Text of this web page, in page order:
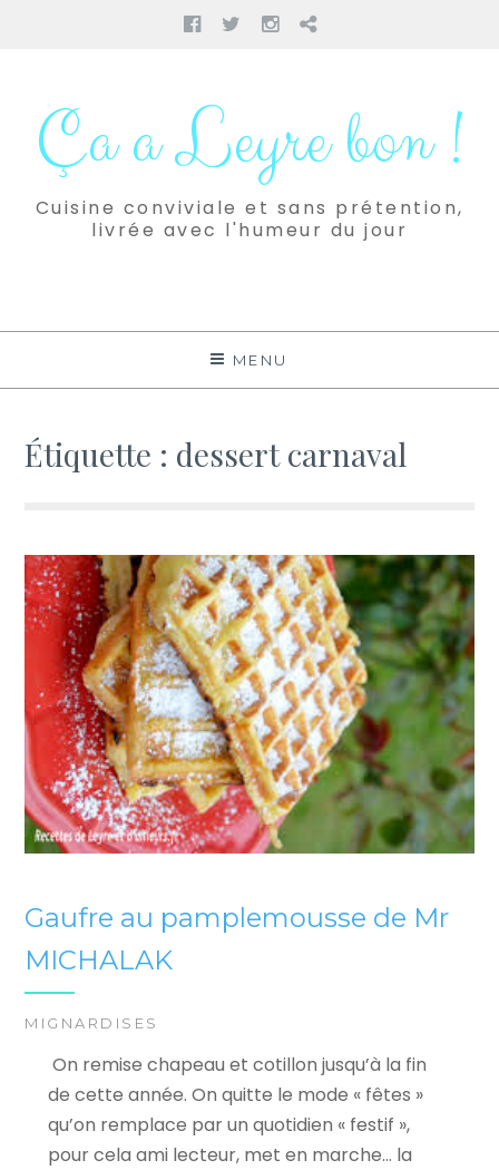
Facebook
TwitterInstagram
Pinterest
contenuÇa a Leyre bon !
Cuisine conviviale et sans prétention,
livrée avec l'humeur du jour
MENU
Étiquette : dessert carnaval
Gaufre au pamplemousse de Mr
MICHALAK
MIGNARDISES
On remise chapeau et cotillon jusqu’à la fin
de cette année. On quitte le mode « fêtes »
qu’on remplace par un quotidien « festif »,
pour cela ami lecteur, met en marche… la